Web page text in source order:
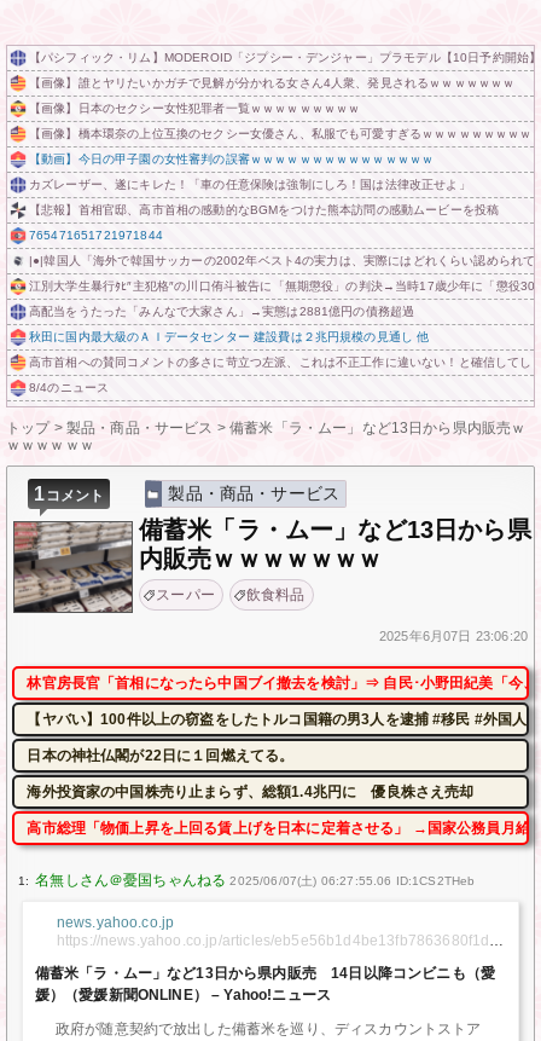
【パシフィック・リム】MODEROID「ジプシー・デンジャー」プラモデル【10日予約開始】
【画像】誰とヤリたいかガチで見解が分かれる女さん4人衆、発見されるｗｗｗｗｗｗｗ
【画像】日本のセクシー女性犯罪者一覧ｗｗｗｗｗｗｗｗｗ
【画像】橋本環奈の上位互換のセクシー女優さん、私服でも可愛すぎるｗｗｗｗｗｗｗｗｗ
【動画】今日の甲子園の女性審判の誤審ｗｗｗｗｗｗｗｗｗｗｗｗｗｗｗ
カズレーザー、遂にキレた！「車の任意保険は強制にしろ！国は法律改正せよ」
【悲報】首相官邸、高市首相の感動的なBGMをつけた熊本訪問の感動ムービーを投稿
765471651721971844
|●|韓国人「海外で韓国サッカーの2002年ベスト4の実力は、実際にはどれくらい認められ
江別大学生暴行ﾀﾋ″主犯格″の川口侑斗被告に「無期懲役」の判決→当時17歳少年に「懲役30
高配当をうたった「みんなで大家さん」→実態は2881億円の債務超過
秋田に国内最大級のＡＩデータセンター 建設費は２兆円規模の見通し 他
高市首相への賛同コメントの多さに苛立つ左派、これは不正工作に違いない！と確信して
8/4のニュース
トップ> 製品・商品・サービス >備蓄米「ラ・ムー」など13日から県内販売ｗ
ｗｗｗｗｗｗ
1コメント 製品・商品・サービス
備蓄米「ラ・ムー」など13日から県
内販売ｗｗｗｗｗｗｗ
スーパー 飲食料品
2025年6月07日 23:06:20
林官房長官「首相になったら中国ブイ撤去を検討」⇒ 自民･小野田紀美「今
【ヤバい】100件以上の窃盗をしたトルコ国籍の男3人を逮捕 #移民 #外国人
日本の神社仏閣が22日に１回燃えてる。
海外投資家の中国株売り止まらず、総額1.4兆円に 優良株さえ売却
高市総理「物価上昇を上回る賃上げを日本に定着させる」 →国家公務員月給
1: 2025/06/07(土) 06:27:55.06 ID:1CS2THeb
news.yahoo.co.jp
https://news.yahoo.co.jp/articles/eb5e56b1d4be13fb7863680f1d0
備蓄米「ラ・ムー」など13日から県内販売 14日以降コンビニも（愛
媛）（愛媛新聞ONLINE） – Yahoo!ニュース
政府が随意契約で放出した備蓄米を巡り、ディスカウントストア